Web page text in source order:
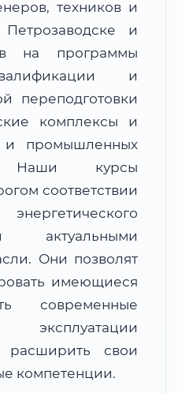
ФИС ФРДО
увеличения и просмотра
техников и
и
на программы
и
переподготовки
комплексы и
и промышленных
Наши курсы
соответствии
Они позволят
имеющиеся
современные
расширить свои
компетенции.